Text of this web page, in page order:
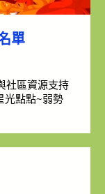
單
社區資源支持
光點點~弱勢